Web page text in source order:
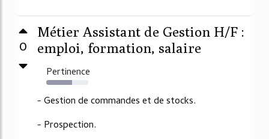
0
Métier Assistant de Gestion H/F :
emploi, formation, salaire
Pertinence
62%
- Gestion de commandes et de stocks.
- Prospection.